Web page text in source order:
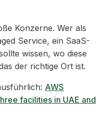
Konzerne. Wer als
Service, ein SaaS-
wissen, wo diese
der richtige Ort ist.
AWS
facilities in UAE and